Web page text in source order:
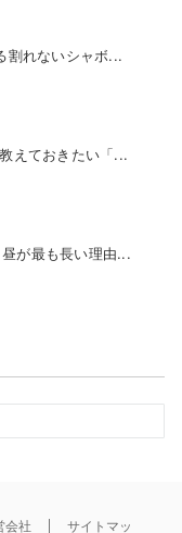
割れないシャボ...
えておきたい「...
が最も長い理由...
会社 サイトマッ